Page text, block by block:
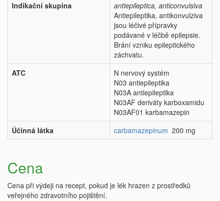
Indikační skupina
antiepileptica, anticonvulsiva
Antiepileptika, antikonvulziva
jsou léčivé přípravky
podávané v léčbě epilepsie.
Brání vzniku epileptického
záchvatu.
ATC
N nervový systém
N03 antiepileptika
N03A antiepileptika
N03AF deriváty karboxamidu
N03AF01 karbamazepin
Účinná látka
carbamazepinum 200 mg
Cena
Cena při výdeji na recept, pokud je lék hrazen z prostředků
veřejného zdravotního pojištění.